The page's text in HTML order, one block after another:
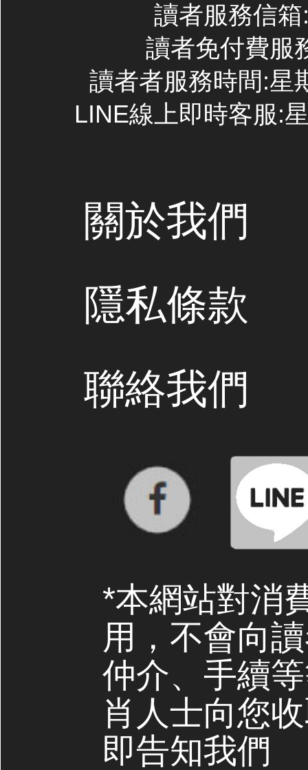
讀者服務信
讀者免付費服
讀者者服務時間:星
LINE線上即時客服:
關於我們
隱私條款
聯絡我們
*本網站對消
用，不會向
仲介、手續
肖人士向您
即告知我們